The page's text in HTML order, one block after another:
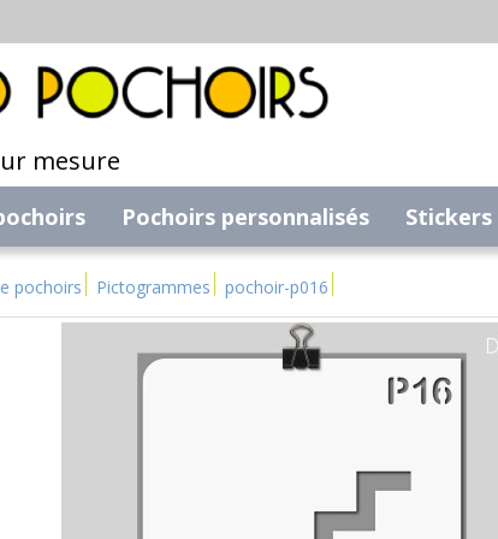
mesure
Pochoirs personnalisés Stickers
pochoirs Pictogrammes pochoir-p016